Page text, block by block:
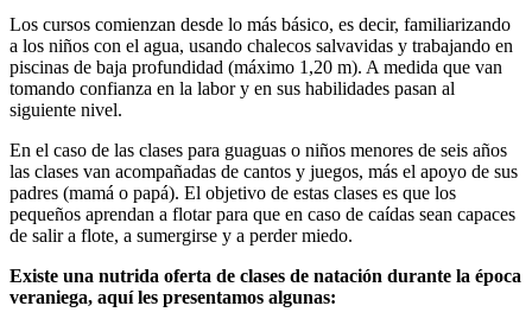
Los cursos comienzan desde lo más básico, es decir, familiarizando
a los niños con el agua, usando chalecos salvavidas y trabajando en
piscinas de baja profundidad (máximo 1,20 m). A medida que van
tomando confianza en la labor y en sus habilidades pasan al
siguiente nivel.
En el caso de las clases para guaguas o niños menores de seis años
las clases van acompañadas de cantos y juegos, más el apoyo de sus
padres (mamá o papá). El objetivo de estas clases es que los
pequeños aprendan a flotar para que en caso de caídas sean capaces
de salir a flote, a sumergirse y a perder miedo.
Existe una nutrida oferta de clases de natación durante la época
veraniega, aquí les presentamos algunas: